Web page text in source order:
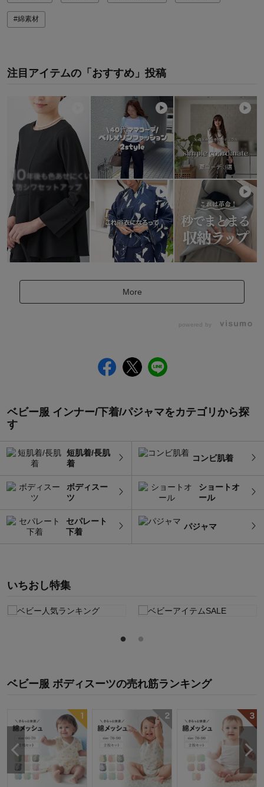
#綿素材
注目アイテムの「おすすめ」投稿
More
powered by
ベビー服 インナー/下着/パジャマをカテゴリから探
す
短肌着/長肌
着
コンビ肌着
ボディスー
ツ
ショートオ
ール
セパレート
下着
パジャマ
いちおし特集
ベビー服 ボディスーツの売れ筋ランキング